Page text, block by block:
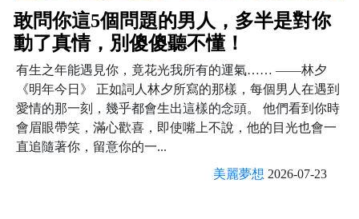
敢問你這5個問題的男人，多半是對你
動了真情，別傻傻聽不懂！
有生之年能遇見你，竟花光我所有的運氣…… ——林夕
《明年今日》 正如詞人林夕所寫的那樣，每個男人在遇到
愛情的那一刻，幾乎都會生出這樣的念頭。 他們看到你時
會眉眼帶笑，滿心歡喜，即使嘴上不說，他的目光也會一
直追隨著你，留意你的一...
美麗夢想 2026-07-23